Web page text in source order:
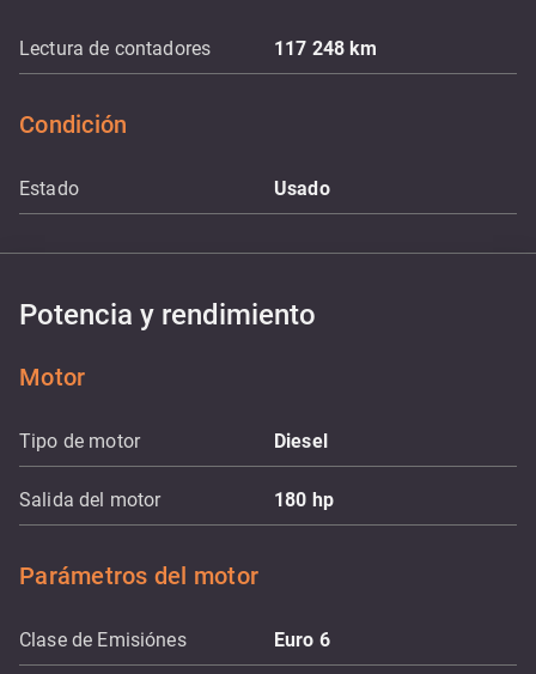
Lectura de contadores 117 248km
Condición
Estado Usado
Potencia y rendimiento
Motor
Tipo de motor Diesel
Salida del motor 180 hp
Parámetros del motor
Clase de Emisiónes Euro 6